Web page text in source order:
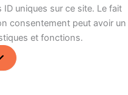
uniques sur ce site. Le fait
consentement peut avoir un
et fonctions.